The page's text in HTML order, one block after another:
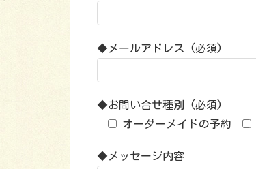
◆メールアドレス (必須)
◆お問い合せ種別 (必須)
オーダーメイドの予約
◆メッセージ内容